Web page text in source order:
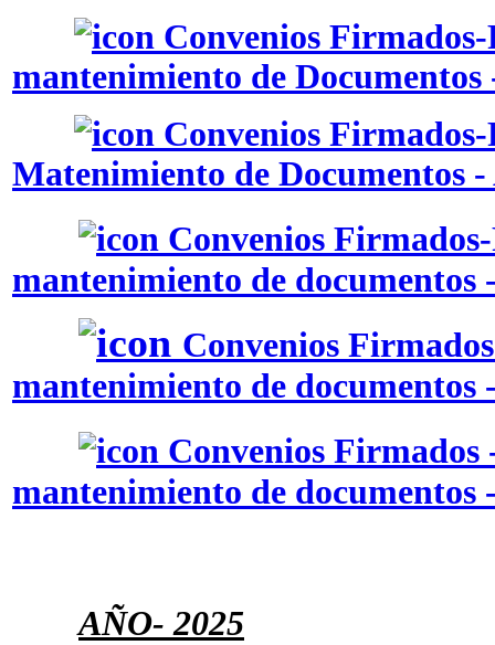
Convenios
mantenimiento de Documentos
Convenios
Matenimiento de Documentos
Convenios
mantenimiento de documentos
Convenios
mantenimiento de documentos
Convenios Firmados
mantenimiento de documentos
AÑO- 2025